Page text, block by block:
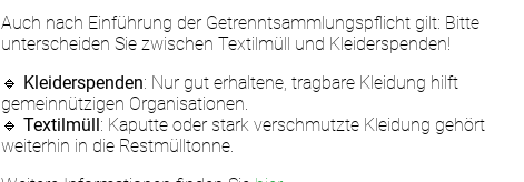
Auch nach Einführung der Getrenntsammlungspflicht gilt: Bitte
unterscheiden Sie zwischen Textilmüll und Kleiderspenden!
🔹 Kleiderspenden: Nur gut erhaltene, tragbare Kleidung hilft
gemeinnützigen Organisationen.
🔹Textilmüll: Kaputte oder stark verschmutzte Kleidung gehört
weiterhin in die Restmülltonne.